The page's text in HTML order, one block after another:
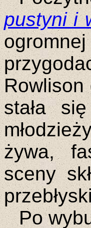
pustyni i
Rowlison
stała
żywa,
sceny
Po